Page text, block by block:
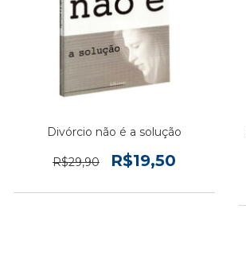
Divórcio não é a solução
R$29,90 R$19,50